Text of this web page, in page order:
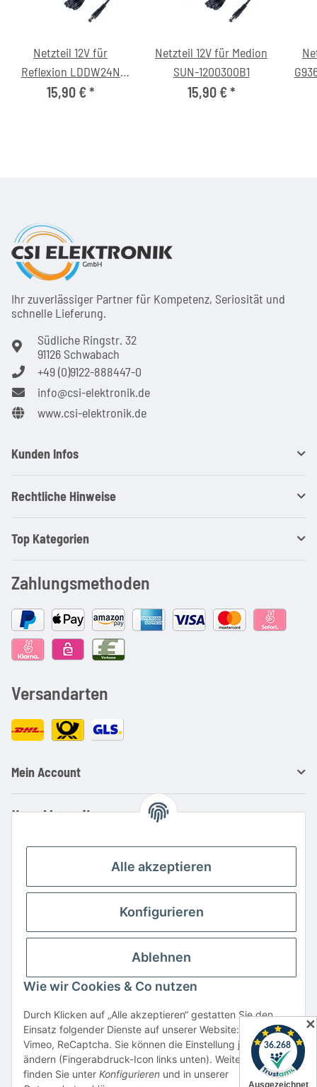
Netzteil 12V für
Reflexion LDDW24N
Fernseher
15,90 €*
Netzteil 12V für Medion
SUN-1200300B1
15,90 €*
Ihr zuver­läs­siger Partner für Kom­pe­tenz, Seri­osi­tät und
schnel­le Lie­ferung.
Südliche Ringstr. 32
91126 Schwabach
+49 (0)9122-888447-0
info@csi-elektronik.de
www.csi-elektronik.de
Kunden Infos
Rechtliche Hinweise
Top Kategorien
Zahlungsmethoden
Versandarten
Mein Account
Ihre Vorteile
Kauf auf Rechnung
Große Auswahl an Netzteilen und Ladegeräten
Schnelle Lieferung
Hohe Lagerverfügbarkeit
Vertrag widerrufen
* Alle Preise inkl. gesetzlicher USt., zzgl.Versand
Alle verwendeten Markennamen u. Bezeichnungen sind eingetragene Warenzeichen
u. Marken der jeweiligen Eigentümer. Sie dienen nur zur Verdeutlichung der
Kompatibilität unserer Produkte mit den Produkten verschiedener Hersteller.
Alle akzeptieren
Konfigurieren
Ablehnen
Wie wir Cookies & Co nutzen
Durch Klicken auf „Alle akzeptieren“ gestatten Sie den
Einsatz folgender Dienste auf unserer Website: YouTube,
Vimeo, ReCaptcha. Sie können die Einstellung jederzeit
ändern (Fingerabdruck-Icon links unten). Weitere Details
finden Sie unter Konfigurieren und in unserer
✕